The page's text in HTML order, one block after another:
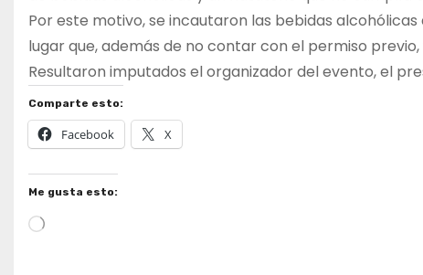
Por este motivo, se incautaron las bebidas
lugar que, además de no contar con el permiso
Resultaron imputados el organizador del evento, el
Comparte esto:
Facebook X
Me gusta esto:
Cargando...